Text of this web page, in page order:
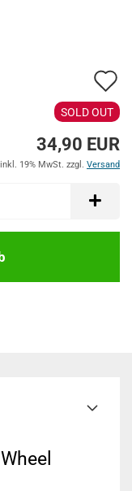
SOLD OUT
34,90 EUR
inkl. 19% MwSt. zzgl. Versand